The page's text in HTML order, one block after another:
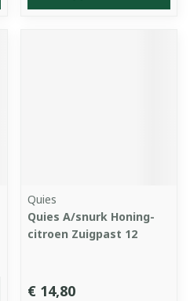
Quies
Quies A/snurk Honing-
citroen Zuigpast 12
€ 14,80